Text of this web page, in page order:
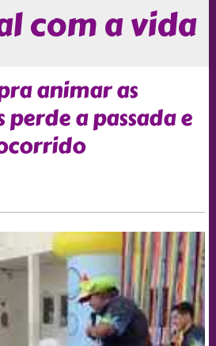
com a vida
animar as
perde a passada e